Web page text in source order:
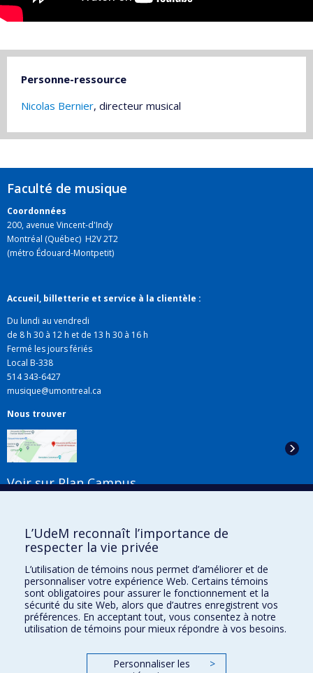
Personne-ressource
Nicolas Bernier, directeur musical
Faculté de musique
Coordonnées
200, avenue Vincent-d'Indy
Montréal (Québec) H2V 2T2
(métro Édouard-Montpetit)
Accueil, billetterie et service à la clientèle :
Du lundi au vendredi
de 8 h 30 à 12 h et de 13 h 30 à 16 h
Fermé les jours fériés
Local B-338
514 343-6427
musique@umontreal.ca
Nous trouver
Voir sur Plan Campus
Liens utiles
Plan du site
Accessibilité
S'abonner à l'infolettre
Donner à la Faculté de musique
L’UdeM reconnaît l’importance de
respecter la vie privée
L’utilisation de témoins nous permet d’améliorer et de
personnaliser votre expérience Web. Certains témoins
sont obligatoires pour assurer le fonctionnement et la
sécurité du site Web, alors que d’autres enregistrent vos
préférences. En acceptant tout, vous consentez à notre
utilisation de témoins pour mieux répondre à vos besoins.
Personnaliser les
>